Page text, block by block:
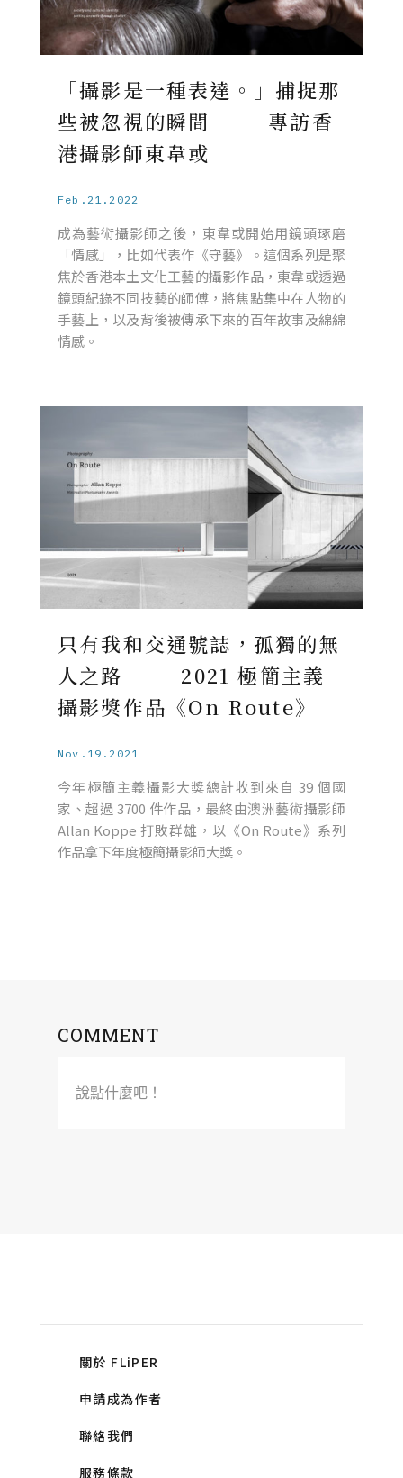
「攝影是一種表達。」捕捉那
些被忽視的瞬間 ── 專訪香
港攝影師東韋或
Feb.21.2022
成為藝術攝影師之後，東韋或開始用鏡頭琢磨
「情感」，比如代表作《守藝》。這個系列是聚
焦於香港本土文化工藝的攝影作品，東韋或透過
鏡頭紀錄不同技藝的師傅，將焦點集中在人物的
手藝上，以及背後被傳承下來的百年故事及綿綿
情感。
只有我和交通號誌，孤獨的無
人之路 ── 2021 極簡主義
攝影獎作品《On Route》
Nov.19.2021
今年極簡主義攝影大獎總計收到來自 39 個國
家、超過 3700 件作品，最終由澳洲藝術攝影師
Allan Koppe 打敗群雄，以《On Route》系列
作品拿下年度極簡攝影師大獎。
COMMENT
說點什麼吧！
關於 FLiPER
申請成為作者
聯絡我們
服務條款